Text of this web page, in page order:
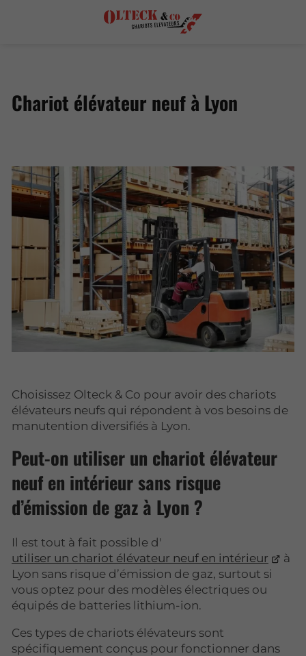
Chariot élévateur neuf à Lyon
Choisissez Olteck & Co pour avoir des chariots
élévateurs neufs qui répondent à vos besoins de
manutention diversifiés à Lyon.
Peut-on utiliser un chariot élévateur
neuf en intérieur sans risque
d’émission de gaz à Lyon ?
Il est tout à fait possible d'
utiliser un chariot élévateur neuf en intérieur
à
Lyon sans risque d’émission de gaz, surtout si
vous optez pour des modèles électriques ou
équipés de batteries lithium-ion.
Ces types de chariots élévateurs sont
spécifiquement conçus pour fonctionner dans